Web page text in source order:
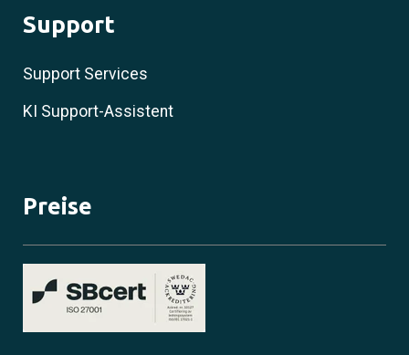
Support
Support Services
KI Support-Assistent
Preise